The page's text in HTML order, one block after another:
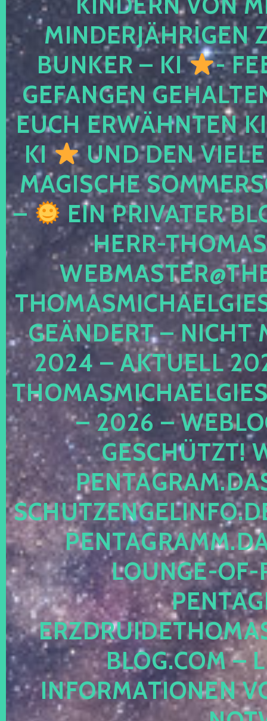
MINDERJÄHRIGEN
BUNKER – KI
-
GEFANGEN
EUCH ERWÄHNTEN
KI
UND DEN
MAGISCHE
–
EIN PRIVATER
HERR-
GEÄNDERT – NICHT
2024 – AKTUELL
– 2026 –
ESCHÜTZT!
OUNGE-OF-
LOG.COM –
NFORMATIONEN